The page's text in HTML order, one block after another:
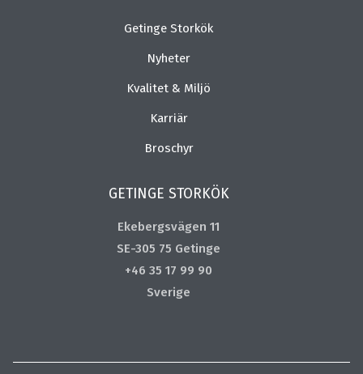
Getinge Storkök
Nyheter
Kvalitet & Miljö
Karriär
Broschyr
GETINGE STORKÖK
Ekebergsvägen 11
SE-305 75 Getinge
+46 35 17 99 90
Sverige